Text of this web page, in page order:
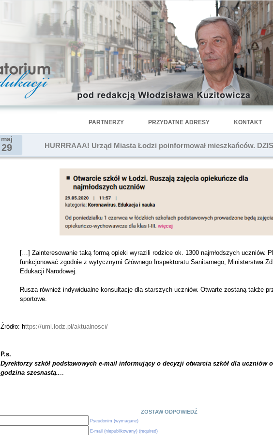
PARTNERZY PRZYDATNE ADRESY KONTAKT
maj
29 HURRRAAA! Urząd Miasta Łodzi poinformował mieszkańców.
[…] Zainteresowanie taką formą opieki wyrazili rodzice ok. 1300 najmłodszych uczniów.
funkcjonować zgodnie z wytycznymi Głównego Inspektoratu Sanitarnego, Ministerstwa
Edukacji Narodowej.
Ruszą również indywidualne konsultacje dla starszych uczniów. Otwarte zostaną także
sportowe.
Źródło: https://uml.lodz.pl/aktualnosci/
P.s.
Dyrektorzy szkół podstawowych e-mail informujący o decyzji otwarcia szkół dla uczniów
godzina szesnastą....
ZOSTAW ODPOWIEDŹ
Pseudonim (wymagane)
E-mail (niepublikowany) (required)